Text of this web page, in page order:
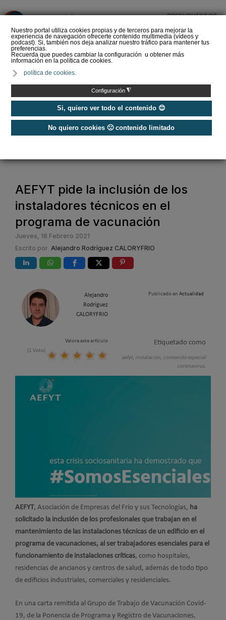
Nuestro portal utiliza cookies propias y de terceros para mejorar la
experiencia de navegación ofrecerte contenido multimedia (vídeos y
podcast). Si, también nos deja analizar nuestro tráfico para mantener tus
preferencias.
Recuerda que puedes cambiar la configuración u obtener más
información en la política de cookies.
política de cookies.
Configuración ◮
Si, quiero ver todo el contenido 😊
No quiero cookies 🙁 contenido limitado
PRESUPUESTOS
del Amperio (Episodio 3)
Noticias / Actualidad
/
AEFYT pide la inclusión de los
instaladores técnicos en el
programa de vacunación
Jueves, 18 Febrero 2021
Escrito por Alejandro Rodríguez CALORYFRIO
Alejandro
Rodríguez
CALORYFRIO
Publicado en Actualidad
Valora este artículo
(1 Voto)
Etiquetado como
aefyt, instalación, contenido especial
coronavirus,
AEFYT, Asociación de Empresas del Frío y sus Tecnologías, ha
solicitado la inclusión de los profesionales que trabajan en el
mantenimiento de las instalaciones técnicas de un edificio en el
programa de vacunaciones, al ser trabajadores esenciales para el
funcionamiento de instalaciones críticas, como hospitales,
residencias de ancianos y centros de salud, además de todo tipo
de edificios industriales, comerciales y residenciales.
En una carta remitida al Grupo de Trabajo de Vacunación Covid-
19, de la Ponencia de Programa y Registro de Vacunaciones,